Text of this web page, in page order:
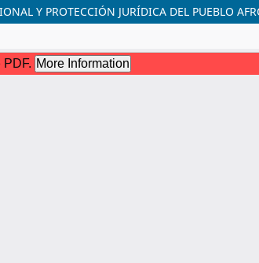
Y PROTECCIÓN JURÍDICA DEL PUEBLO